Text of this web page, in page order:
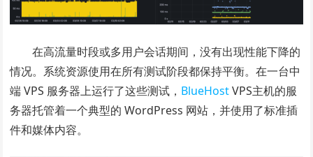
在高流量时段或多用户会话期间，没有出现性能下降的
情况。系统资源使用在所有测试阶段都保持平衡。在一台中
端 VPS 服务器上运行了这些测试， BlueHostVPS主机的服
务器托管着一个典型的 WordPress 网站，并使用了标准插
件和媒体内容。